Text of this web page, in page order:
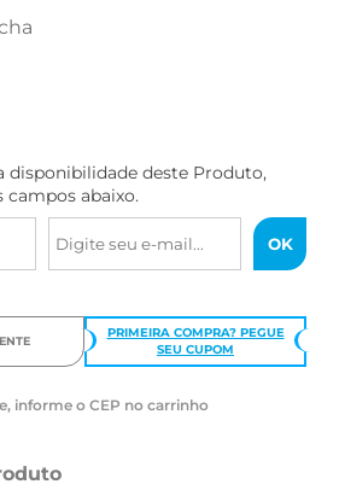
disponibilidade deste Produto,
campos abaixo.
PRIMEIRA COMPRA? PEGUE
SEU CUPOM
informe o CEP no carrinho